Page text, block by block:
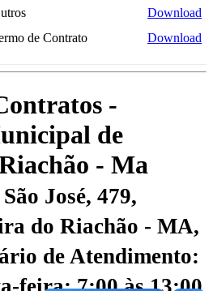
Download
de Contrato Download
-
de
- Ma
José, 479,
do Riachão - MA,
de Atendimento:
feira: 7:00 às 13:00